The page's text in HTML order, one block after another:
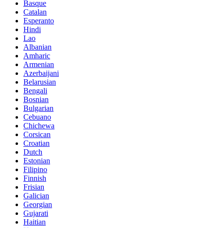
Basque
Catalan
Esperanto
Hindi
Lao
Albanian
Amharic
Armenian
Azerbaijani
Belarusian
Bengali
Bosnian
Bulgarian
Cebuano
Chichewa
Corsican
Croatian
Dutch
Estonian
Filipino
Finnish
Frisian
Galician
Georgian
Gujarati
Haitian